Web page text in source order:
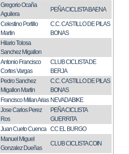
Gregorio Ocaña
Aguilera
PEÑA CICLISTA BAENA
Celestino Portillo
Martin
C.C. CASTILLO DE PILAS
BONAS
Hilario Tolosa
Sanchez Migallon
Antonio Francisco
Cortes Vargas
CLUB CICLISTA DE
BERJA
Pedro Sanchez
Migallon Martin
C.C. CASTILLO DE PILAS
BONAS
Francisco Millan Arias NEVADABIKE
Jose Carlos Perez
Ros
PEÑA CICLISTA
GUERRITA
Juan Cueto Cuenca CC EL BURGO
Manuel Miguel
Gonzalez Dueñas
CLUB CICLISTA COIN